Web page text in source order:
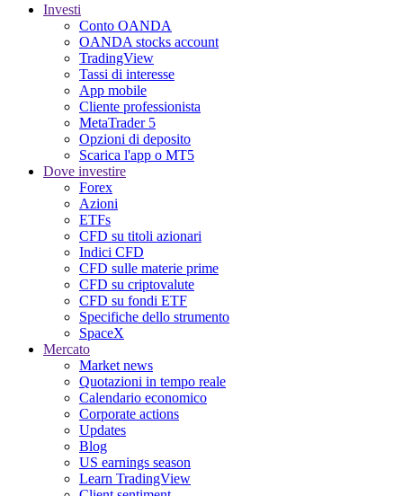
Investi
Conto OANDA
OANDA stocks account
TradingView
Tassi di interesse
App mobile
Cliente professionista
MetaTrader 5
Opzioni di deposito
Scarica l'app o MT5
Dove investire
Forex
Azioni
ETFs
CFD su titoli azionari
Indici CFD
CFD sulle materie prime
CFD su criptovalute
CFD su fondi ETF
Specifiche dello strumento
SpaceX
Mercato
Market news
Quotazioni in tempo reale
Calendario economico
Corporate actions
Updates
Blog
US earnings season
Learn TradingView